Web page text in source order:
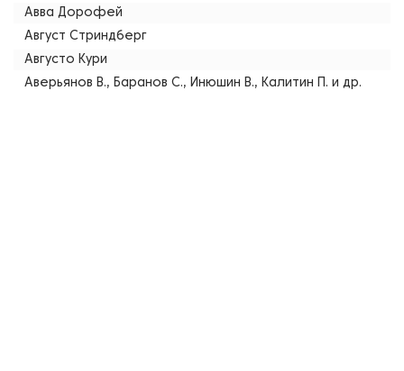
Авва Дорофей
Август Стриндберг
Августо Кури
Аверьянов В., Баранов С., Инюшин В., Калитин П. и др.